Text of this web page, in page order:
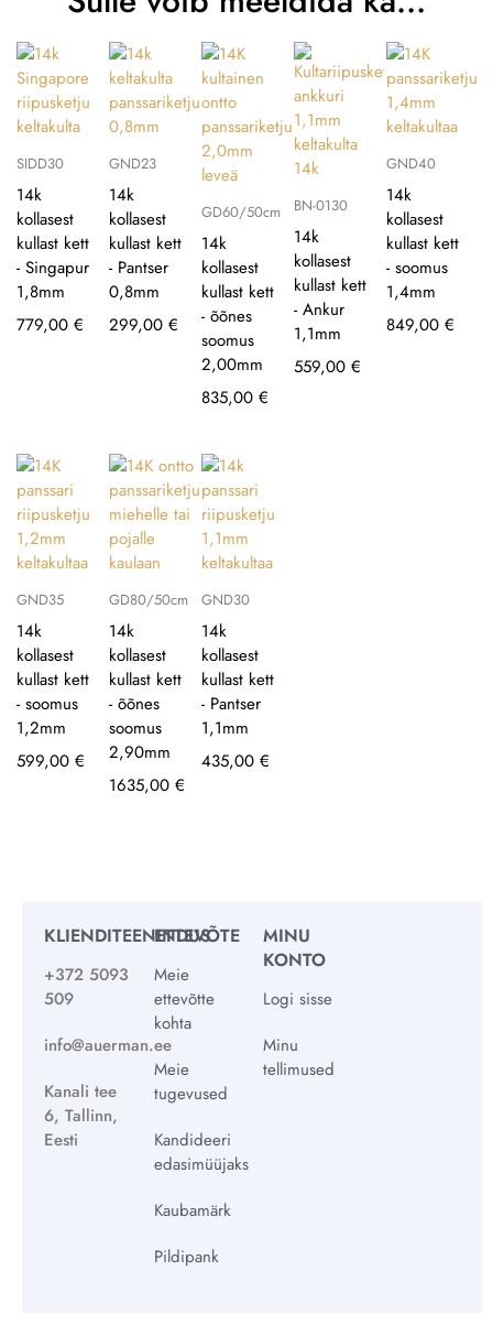
SIDD30
14k
kollasest
kullast kett
- Singapur
1,8mm
779,00 €
GND23
14k
kollasest
kullast kett
- Pantser
0,8mm
299,00 €
GD60/50cm
14k
kollasest
kullast kett
- õõnes
soomus
2,00mm
835,00 €
BN-0130
14k
kollasest
kullast kett
- Ankur
1,1mm
559,00 €
GND40
14k
kollasest
kullast kett
- soomus
1,4mm
849,00 €
GND35
14k
kollasest
kullast kett
- soomus
1,2mm
599,00 €
GD80/50cm
14k
kollasest
kullast kett
- õõnes
soomus
2,90mm
1635,00 €
GND30
14k
kollasest
kullast kett
- Pantser
1,1mm
435,00 €
KLIENDITEENINDUS
+372 5093
509
info@auerman.ee
Kanali tee
6, Tallinn,
Eesti
ETTEVÕTE
Meie
ettevõtte
kohta
Meie
tugevused
Kandideeri
edasimüüjaks
Kaubamärk
Pildipank
MINU
KONTO
Logi sisse
Minu
tellimused